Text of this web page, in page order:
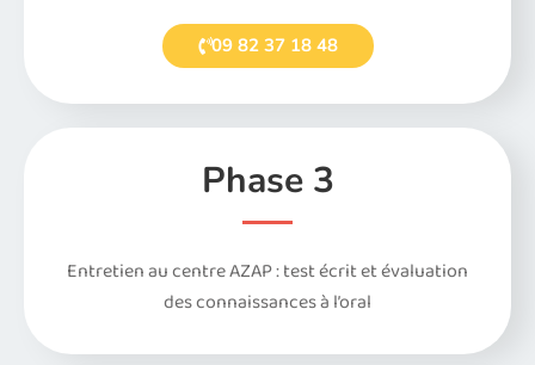
09 82 37 18 48
Phase 3
Entretien au centre AZAP : test écrit et évaluation
des connaissances à l’oral